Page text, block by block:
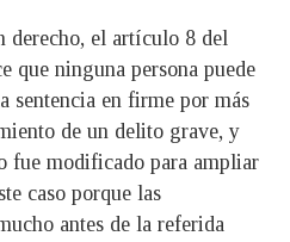
derecho, el artículo 8 del
que ninguna persona puede
sentencia en firme por más
de un delito grave, y
fue modificado para ampliar
caso porque las
antes de la referida